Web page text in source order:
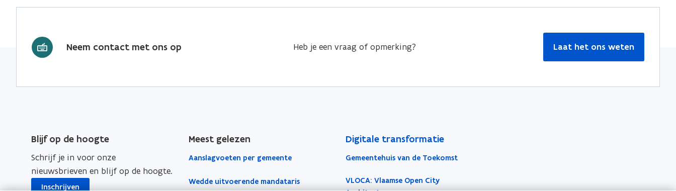
Neem contact met ons op Heb je een vraag of opmerking? Laat het ons weten
Blijf op de hoogte
Schrijf je in voor onze
nieuwsbrieven en blijf op de hoogte.
Inschrijven
Meest gelezen
Aanslagvoeten per gemeente
Wedde uitvoerende mandataris
Digitale transformatie
Gemeentehuis van de Toekomst
VLOCA: Vlaamse Open City